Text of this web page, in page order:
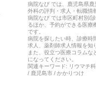
病院なび では、 鹿児島県鹿
外科の評判・求人・転職情
病院なび では市区町村別/
るほか、予約ができる医療
です。
病院を探したい時、診療時
求人、薬剤師求人情報を知
また、役立つ医療コラムな
になってください。
関連キーワード: リウマチ
/ 鹿児島市 / かかりつけ